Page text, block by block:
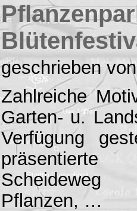
geschrieben
Zahlreiche
Garten- u.
Verfügung
Scheideweg
Pflanzen, …